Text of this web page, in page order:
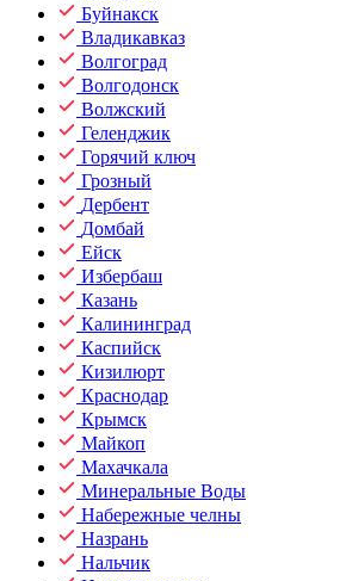
Буйнакск
Владикавказ
Волгоград
Волгодонск
Волжский
Геленджик
Горячий ключ
Грозный
Дербент
Домбай
Ейск
Избербаш
Казань
Калининград
Каспийск
Кизилюрт
Краснодар
Крымск
Майкоп
Махачкала
Минеральные Воды
Набережные челны
Назрань
Нальчик